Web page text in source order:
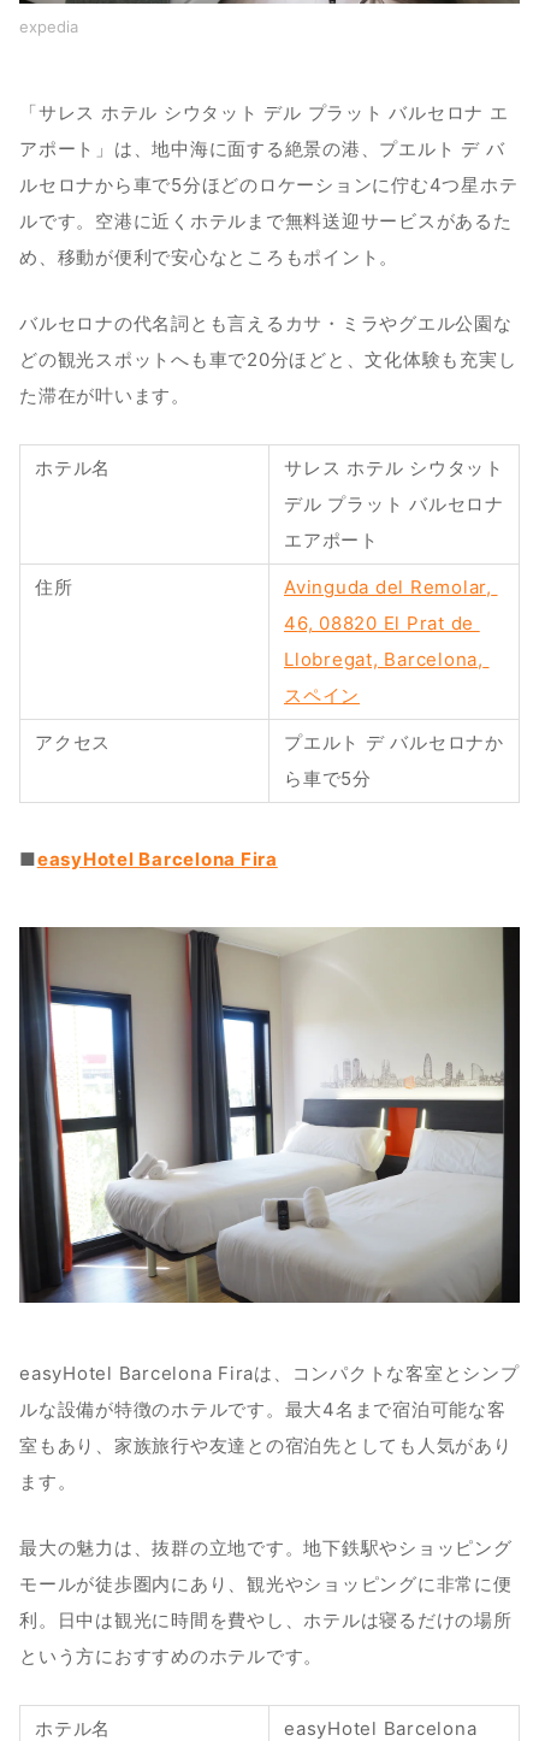
expedia
「サレス ホテル シウタット デル プラット バルセロナ エ
アポート」は、地中海に面する絶景の港、プエルト デ バ
ルセロナから車で5分ほどのロケーションに佇む4つ星ホテ
ルです。空港に近くホテルまで無料送迎サービスがあるた
め、移動が便利で安心なところもポイント。
バルセロナの代名詞とも言えるカサ・ミラやグエル公園な
どの観光スポットへも車で20分ほどと、文化体験も充実し
た滞在が叶います。
ホテル名
サレス ホテル シウタット
デル プラット バルセロナ
エアポート
住所
Avinguda del Remolar,
46, 08820 El Prat de
Llobregat, Barcelona,
スペイン
アクセス
プエルト デ バルセロナか
ら車で5分
■easyHotel Barcelona Fira
easyHotel Barcelona Firaは、コンパクトな客室とシンプ
ルな設備が特徴のホテルです。最大4名まで宿泊可能な客
室もあり、家族旅行や友達との宿泊先としても人気があり
ます。
最大の魅力は、抜群の立地です。地下鉄駅やショッピング
モールが徒歩圏内にあり、観光やショッピングに非常に便
利。日中は観光に時間を費やし、ホテルは寝るだけの場所
という方におすすめのホテルです。
ホテル名 easyHotel Barcelona